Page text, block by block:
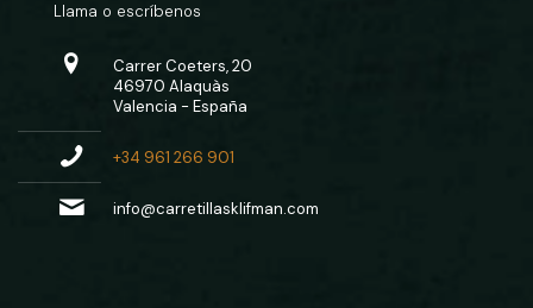
Llama o escríbenos
Carrer Coeters, 20
46970 Alaquàs
Valencia - España
+34 961 266 901
info@carretillasklifman.com